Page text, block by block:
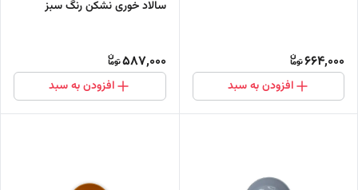
664,000
افزودن به سبد
سالاد خوری نشکن رنگ سبز
587,000
افزودن به سبد